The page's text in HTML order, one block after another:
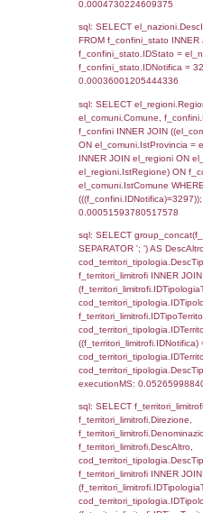
sql:
ComuneST,
as
LEFT JOIN
=
LEFT JOIN
LEFT JOIN
sql: